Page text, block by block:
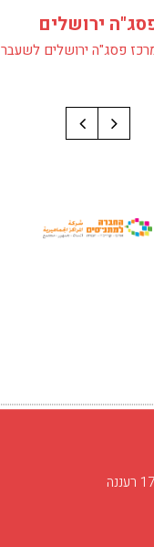
ירושלים
פסג"ה ירושלים לשעבר